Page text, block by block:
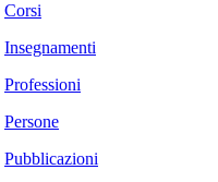
Corsi
Insegnamenti
Professioni
Persone
Pubblicazioni